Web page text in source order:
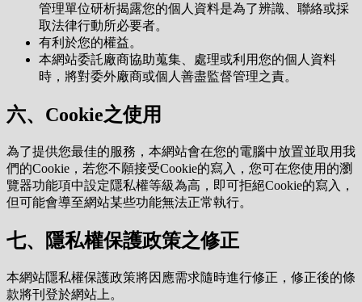
管理單位研析揭露您的個人資料是為了辨識、聯絡或採
取法律行動所必要者。
有利於您的權益。
本網站委託廠商協助蒐集、處理或利用您的個人資料
時，將對委外廠商或個人善盡監督管理之責。
六、Cookie之使用
為了提供您最佳的服務，本網站會在您的電腦中放置並取用我
們的Cookie，若您不願接受Cookie的寫入，您可在您使用的瀏
覽器功能項中設定隱私權等級為高，即可拒絕Cookie的寫入，
但可能會導至網站某些功能無法正常執行。
七、隱私權保護政策之修正
本網站隱私權保護政策將因應需求隨時進行修正，修正後的條
款將刊登於網站上。